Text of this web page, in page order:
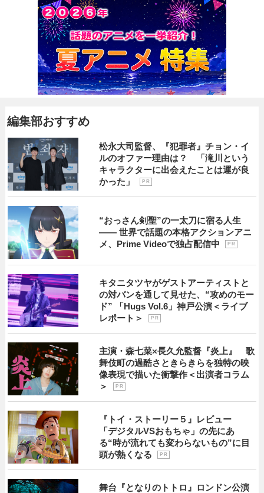
編集部おすすめ
松永大司監督、『犯罪者』チョン・イ
ルのオファー理由は？ 「滝川という
キャラクターに出会えたことは運が良
かった」
P R
“おっさん剣聖”の一太刀に宿る人生
―― 世界で話題の本格アクションアニ
メ、Prime Videoで独占配信中
P R
キタニタツヤがゲストアーティストと
の対バンを通して見せた、“攻めのモー
ド” 「Hugs Vol.6」神戸公演＜ライブ
レポート＞
P R
主演・森七菜×長久允監督『炎上』 歌
舞伎町の過酷さときらきらを独特の映
像表現で描いた衝撃作＜出演者コラム
＞
P R
『トイ・ストーリー５』レビュー
「デジタルVSおもちゃ」の先にあ
る“時が流れても変わらないもの”に目
頭が熱くなる
P R
舞台『となりのトトロ』ロンドン公演